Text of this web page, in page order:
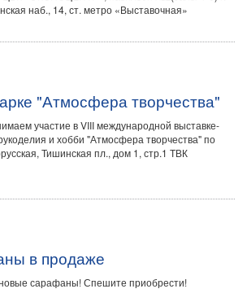
наб., 14, ст. метро «Выставочная»
"Атмосфера творчества"
участие в VIII международной выставке-
и хобби "Атмосфера творчества" по
Тишинская пл., дом 1, стр.1 ТВК
в продаже
сарафаны! Спешите приобрести!